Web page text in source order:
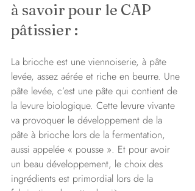
à savoir pour le CAP
pâtissier :
La brioche est une viennoiserie, à pâte
levée, assez aérée et riche en beurre. Une
pâte levée, c’est une pâte qui contient de
la levure biologique. Cette levure vivante
va provoquer le développement de la
pâte à brioche lors de la fermentation,
aussi appelée « pousse ». Et pour avoir
un beau développement, le choix des
ingrédients est primordial lors de la